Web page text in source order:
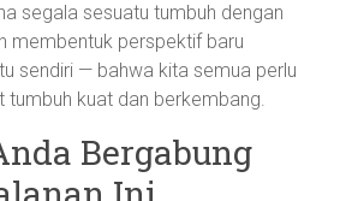
segala sesuatu tumbuh dengan
membentuk perspektif baru
sendiri — bahwa kita semua perlu
kuat dan berkembang.
Bergabung